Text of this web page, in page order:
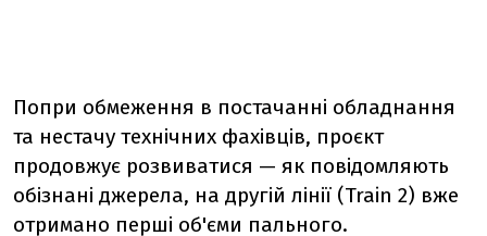
Попри обмеження в постачанні обладнання
та нестачу технічних фахівців, проєкт
продовжує розвиватися — як повідомляють
обізнані джерела, на другій лінії (Train 2) вже
отримано перші об'єми пального.